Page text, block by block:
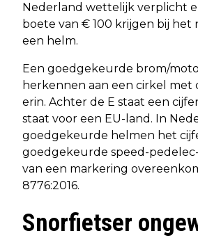
Nederland wettelijk verplicht
boete van € 100 krijgen bij het
een helm.
Een goedgekeurde brom/
herkennen aan een cirkel met
erin. Achter de E staat een
staat voor een EU-land. In
goedgekeurde helmen het
goedgekeurde speed-
van een markering
8776:2016.
Snorfietser